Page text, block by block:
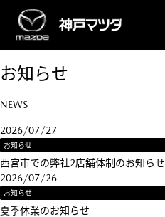
お知らせ
NEWS
2026/07/27
お知らせ
西宮市での弊社2店舗体制のお知らせ
2026/07/26
お知らせ
夏季休業のお知らせ